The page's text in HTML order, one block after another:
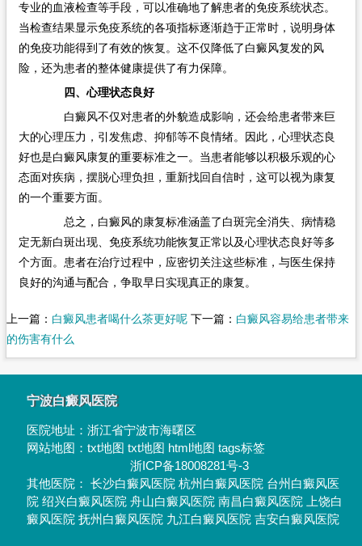
专业的血液检查等手段，可以准确地了解患者的免疫系统状态。
当检查结果显示免疫系统的各项指标逐渐趋于正常时，说明身体
的免疫功能得到了有效的恢复。这不仅降低了白癜风复发的风
险，还为患者的整体健康提供了有力保障。
四、心理状态良好
白癜风不仅对患者的外貌造成影响，还会给患者带来巨
大的心理压力，引发焦虑、抑郁等不良情绪。因此，心理状态良
好也是白癜风康复的重要标准之一。当患者能够以积极乐观的心
态面对疾病，摆脱心理负担，重新找回自信时，这可以视为康复
的一个重要方面。
总之，白癜风的康复标准涵盖了白斑完全消失、病情稳
定无新白斑出现、免疫系统功能恢复正常以及心理状态良好等多
个方面。患者在治疗过程中，应密切关注这些标准，与医生保持
良好的沟通与配合，争取早日实现真正的康复。
上一篇： 白癜风患者喝什么茶更好呢下一篇： 白癜风容易给患者带来
的伤害有什么
宁波白癜风医院
医院地址：浙江省宁波市海曙区
网站地图：txt地图 txt地图 html地图 tags标签
浙ICP备18008281号-3
其他医院：长沙白癜风医院 杭州白癜风医院 台州白癜风医
院 绍兴白癜风医院 舟山白癜风医院 南昌白癜风医院
上饶白
癜风医院 抚州白癜风医院 九江白癜风医院 吉安白癜风医院